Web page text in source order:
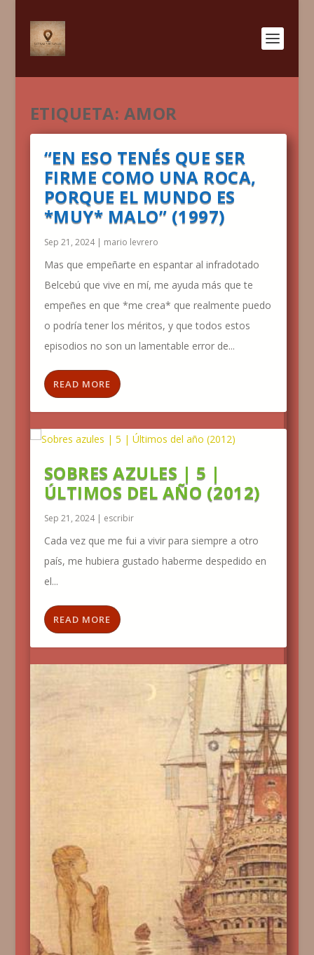
ETIQUETA: AMOR
“EN ESO TENÉS QUE SER
FIRME COMO UNA ROCA,
PORQUE EL MUNDO ES
*MUY* MALO” (1997)
Sep 21, 2024| mario levrero
Mas que empeñarte en espantar al infradotado
Belcebú que vive en mí, me ayuda más que te
empeñes en que *me crea* que realmente puedo
o podría tener los méritos, y que todos estos
episodios no son un lamentable error de...
READ MORE
SOBRES AZULES | 5 |
ÚLTIMOS DEL AÑO (2012)
Sep 21, 2024| escribir
Cada vez que me fui a vivir para siempre a otro
país, me hubiera gustado haberme despedido en
el...
READ MORE